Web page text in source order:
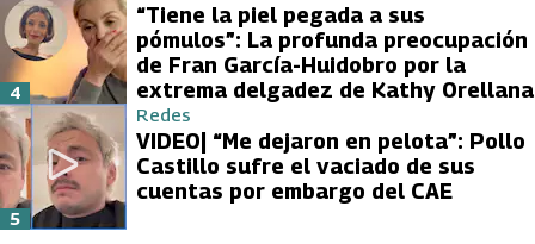
“Tiene la piel pegada a sus
pómulos”: La profunda preocupación
de Fran García-Huidobro por la
extrema delgadez de Kathy Orellana
4
Redes
VIDEO| “Me dejaron en pelota”: Pollo
Castillo sufre el vaciado de sus
cuentas por embargo del CAE
5